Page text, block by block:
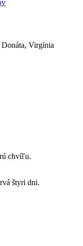
Virgínia
chvíľu.
štyri dni.